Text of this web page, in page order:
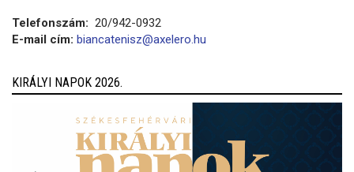
Telefonszám: 20/942-0932
E-mail cím: biancatenisz@axelero.hu
KIRÁLYI NAPOK 2026.